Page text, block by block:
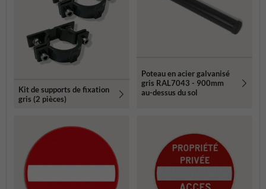
Kit de supports de fixation
gris (2 pièces)
Poteau en acier galvanisé
gris RAL7043 - 900mm
au-dessus du sol